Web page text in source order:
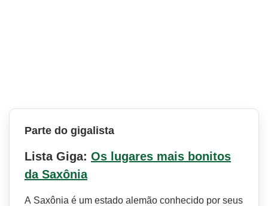
Parte do gigalista
Lista Giga: Os lugares mais bonitos
da Saxônia
A Saxônia é um estado alemão conhecido por seus